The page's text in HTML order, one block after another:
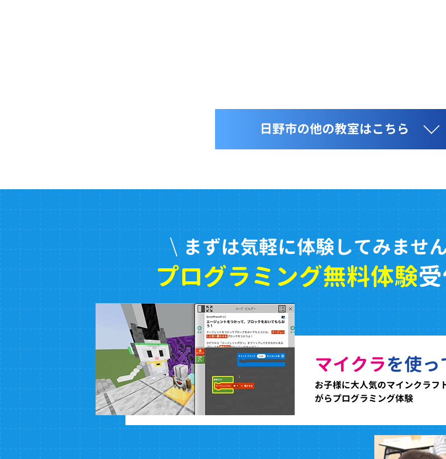
日野市の他の教室はこちら
まずは気軽に体験してみませ
プログラミング無料体験
マイクラを使っ
お子様に大人気のマインクラフ
がらプログラミング体験